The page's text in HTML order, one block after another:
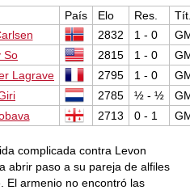
País Elo Res.
2832 1 - 0
So 2815 1 - 0
Lagrave 2795 1 - 0
2785 ½ - ½
2713 0 - 1
complicada contra Levon
abrir paso a su pareja de alfiles
El armenio no encontró las